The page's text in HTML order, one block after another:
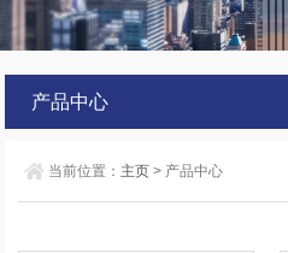
产品中心
当前位置： 主页 > 产品中心